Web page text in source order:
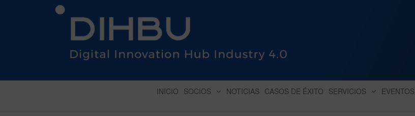
DIGITAL INNOVATION HUB INDUSTRY 4.0
INICIO SOCIOS NOTICIAS CASOS DE ÉXITO SERVICIOS EVENTOS